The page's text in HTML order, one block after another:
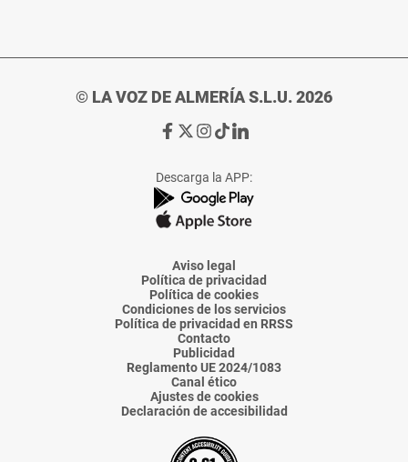
© LA VOZ DE ALMERÍA S.L.U. 2026
Ir
de
La
Voz
Almería
Ir
de
La
Voz
Almería
Ir
de
La
Voz
Almería
Ir
de
La
Voz
Almería
Ir
de
La
Voz
Descarga la APP:
Aviso legal
Política de privacidad
Política de cookies
Condiciones de los servicios
Política de privacidad en RRSS
Contacto
Publicidad
Reglamento UE 2024/1083
Canal ético
Ajustes de cookies
Declaración de accesibilidad